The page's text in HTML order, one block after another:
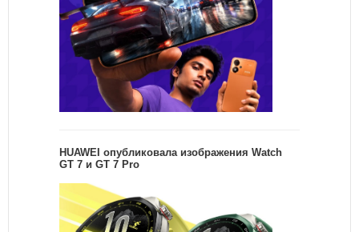
HUAWEI опубликовала изображения Watch
GT 7 и GT 7 Pro